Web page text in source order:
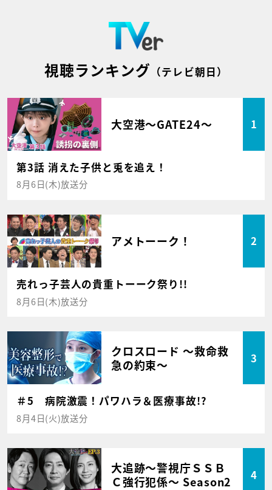
視聴ランキング （テレビ朝日）
大空港～GATE24～ 1
第3話 消えた子供と兎を追え！
8月6日(木)放送分
アメトーーク！ 2
売れっ子芸人の貴重トーーク祭り!!
8月6日(木)放送分
クロスロード ～救命救
急の約束～
3
＃5 病院激震！パワハラ＆医療事故!?
8月4日(火)放送分
大追跡～警視庁ＳＳＢ
Ｃ強行犯係～ Season2
4